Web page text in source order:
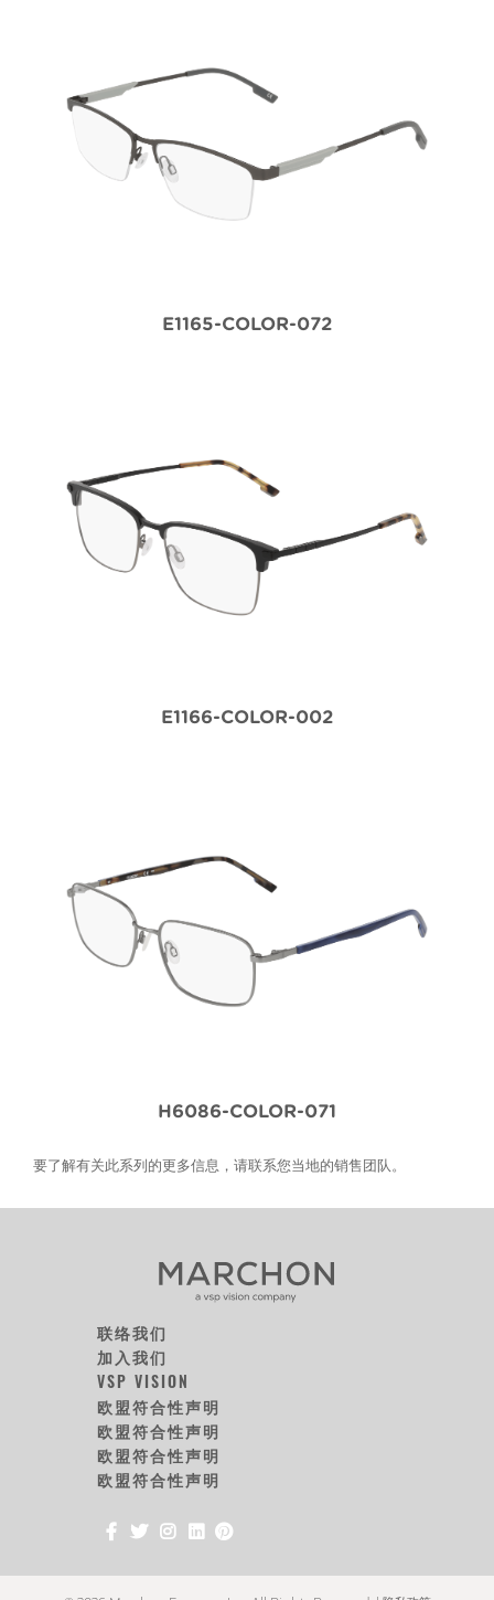
E1165-COLOR-072
E1166-COLOR-002
H6086-COLOR-071
要了解有关此系列的更多信息，请联系您当地的销售团队。
联络我们
加入我们
VSP VISION
欧盟符合性声明
欧盟符合性声明
欧盟符合性声明
欧盟符合性声明